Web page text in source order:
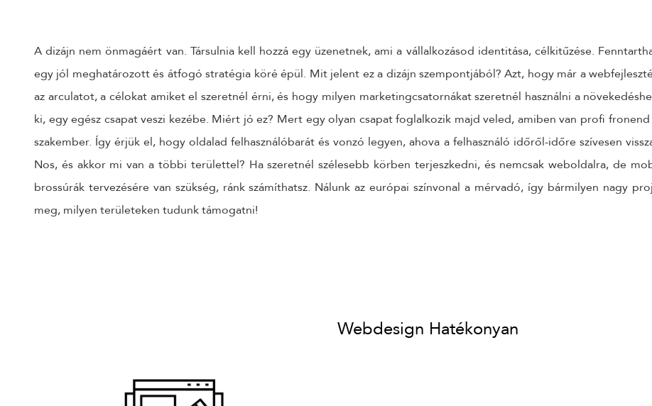
A dizájn nem önmagáért van. Társulnia kell hozzá egy üzenetnek, ami a vállalkozásod identitása, célkitűzése.
egy jól meghatározott és átfogó stratégia köré épül. Mit jelent ez a dizájn szempontjából? Azt, hogy már a
az arculatot, a célokat amiket el szeretnél érni, és hogy milyen marketingcsatornákat szeretnél használni a
ki, egy egész csapat veszi kezébe. Miért jó ez? Mert egy olyan csapat foglalkozik majd veled, amiben van profi
szakember. Így érjük el, hogy oldalad felhasználóbarát és vonzó legyen, ahova a felhasználó időről-időre szívesen
Nos, és akkor mi van a többi területtel? Ha szeretnél szélesebb körben terjeszkedni, és nemcsak weboldalra, de
brossúrák tervezésére van szükség, ránk számíthatsz. Nálunk az európai színvonal a mérvadó, így bármilyen nagy
meg, milyen területeken tudunk támogatni!
Webdesign Hatékonyan